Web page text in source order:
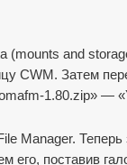
(mounts and
CWM. Затем
1.80.zip» —
Manager.
его, поставив